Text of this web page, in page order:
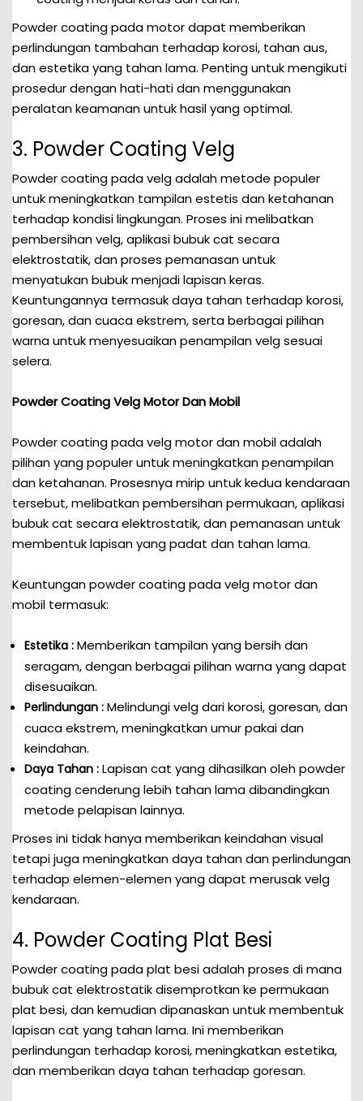
Powder coating pada motor dapat memberikan
perlindungan tambahan terhadap korosi, tahan aus,
dan estetika yang tahan lama. Penting untuk mengikuti
prosedur dengan hati-hati dan menggunakan
peralatan keamanan untuk hasil yang optimal.
3. Powder Coating Velg
Powder coating pada velg adalah metode populer
untuk meningkatkan tampilan estetis dan ketahanan
terhadap kondisi lingkungan. Proses ini melibatkan
pembersihan velg, aplikasi bubuk cat secara
elektrostatik, dan proses pemanasan untuk
menyatukan bubuk menjadi lapisan keras.
Keuntungannya termasuk daya tahan terhadap korosi,
goresan, dan cuaca ekstrem, serta berbagai pilihan
warna untuk menyesuaikan penampilan velg sesuai
selera.
Powder Coating Velg Motor Dan Mobil
Powder coating pada velg motor dan mobil adalah
pilihan yang populer untuk meningkatkan penampilan
dan ketahanan. Prosesnya mirip untuk kedua kendaraan
tersebut, melibatkan pembersihan permukaan, aplikasi
bubuk cat secara elektrostatik, dan pemanasan untuk
membentuk lapisan yang padat dan tahan lama.
Keuntungan powder coating pada velg motor dan
mobil termasuk:
Estetika : Memberikan tampilan yang bersih dan
seragam, dengan berbagai pilihan warna yang dapat
disesuaikan.
Perlindungan : Melindungi velg dari korosi, goresan, dan
cuaca ekstrem, meningkatkan umur pakai dan
keindahan.
Daya Tahan : Lapisan cat yang dihasilkan oleh powder
coating cenderung lebih tahan lama dibandingkan
metode pelapisan lainnya.
Proses ini tidak hanya memberikan keindahan visual
tetapi juga meningkatkan daya tahan dan perlindungan
terhadap elemen-elemen yang dapat merusak velg
kendaraan.
4. Powder Coating Plat Besi
Powder coating pada plat besi adalah proses di mana
bubuk cat elektrostatik disemprotkan ke permukaan
plat besi, dan kemudian dipanaskan untuk membentuk
lapisan cat yang tahan lama. Ini memberikan
perlindungan terhadap korosi, meningkatkan estetika,
dan memberikan daya tahan terhadap goresan.